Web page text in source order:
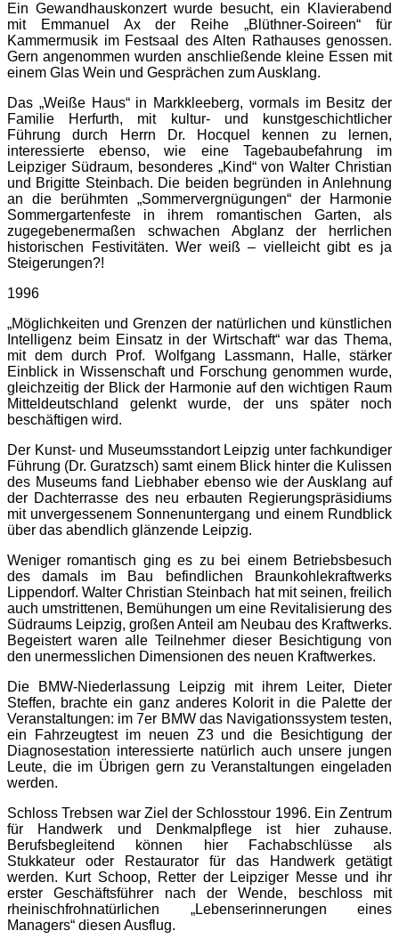
Ein Gewandhauskonzert wurde besucht, ein Klavierabend
mit Emmanuel Ax der Reihe „Blüthner-Soireen“ für
Kammermusik im Festsaal des Alten Rathauses genossen.
Gern angenommen wurden anschließende kleine Essen mit
einem Glas Wein und Gesprächen zum Ausklang.
Das „Weiße Haus“ in Markkleeberg, vormals im Besitz der
Familie Herfurth, mit kultur- und kunstgeschichtlicher
Führung durch Herrn Dr. Hocquel kennen zu lernen,
interessierte ebenso, wie eine Tagebaubefahrung im
Leipziger Südraum, besonderes „Kind“ von Walter Christian
und Brigitte Steinbach. Die beiden begründen in Anlehnung
an die berühmten „Sommervergnügungen“ der Harmonie
Sommergartenfeste in ihrem romantischen Garten, als
zugegebenermaßen schwachen Abglanz der herrlichen
historischen Festivitäten. Wer weiß – vielleicht gibt es ja
Steigerungen?!
1996
„Möglichkeiten und Grenzen der natürlichen und künstlichen
Intelligenz beim Einsatz in der Wirtschaft“ war das Thema,
mit dem durch Prof. Wolfgang Lassmann, Halle, stärker
Einblick in Wissenschaft und Forschung genommen wurde,
gleichzeitig der Blick der Harmonie auf den wichtigen Raum
Mitteldeutschland gelenkt wurde, der uns später noch
beschäftigen wird.
Der Kunst- und Museumsstandort Leipzig unter fachkundiger
Führung (Dr. Guratzsch) samt einem Blick hinter die Kulissen
des Museums fand Liebhaber ebenso wie der Ausklang auf
der Dachterrasse des neu erbauten Regierungspräsidiums
mit unvergessenem Sonnenuntergang und einem Rundblick
über das abendlich glänzende Leipzig.
Weniger romantisch ging es zu bei einem Betriebsbesuch
des damals im Bau befindlichen Braunkohlekraftwerks
Lippendorf. Walter Christian Steinbach hat mit seinen, freilich
auch umstrittenen, Bemühungen um eine Revitalisierung des
Südraums Leipzig, großen Anteil am Neubau des Kraftwerks.
Begeistert waren alle Teilnehmer dieser Be­sichtigung von
den unermesslichen Dimensionen des neuen Kraftwerkes.
Die BMW-Niederlassung Leipzig mit ihrem Leiter, Dieter
Steffen, brachte ein ganz anderes Kolorit in die Palette der
Veranstaltungen: im 7er BMW das Navigationssystem testen,
ein Fahrzeugtest im neuen Z3 und die Besichtigung der
Diagnosestation interessierte natürlich auch unsere jungen
Leute, die im Übrigen gern zu Veranstaltungen eingeladen
werden.
Schloss Trebsen war Ziel der Schlosstour 1996. Ein Zentrum
für Handwerk und Denkmalpflege ist hier zuhause.
Berufsbegleitend können hier Fachabschlüsse als
Stukkateur oder Restaurator für das Handwerk getätigt
werden. Kurt Schoop, Retter der Leipziger Messe und ihr
erster Geschäftsführer nach der Wende, beschloss mit
rheinisch­frohnatürlichen „Lebenserinnerungen eines
Managers“ diesen Ausflug.